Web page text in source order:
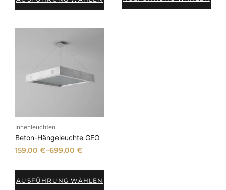
Innenleuchten
Beton-Hängeleuchte GEO
159,00€–699,00€
AUSFÜHRUNG WÄHLEN